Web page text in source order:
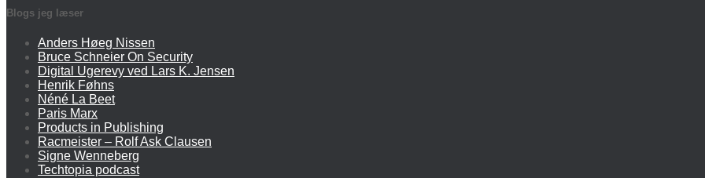
Blogs jeg læser
Anders Høeg Nissen
Bruce Schneier On Security
Digital Ugerevy ved Lars K. Jensen
Henrik Føhns
Néné La Beet
Paris Marx
Products in Publishing
Racmeister – Rolf Ask Clausen
Signe Wenneberg
Techtopia podcast